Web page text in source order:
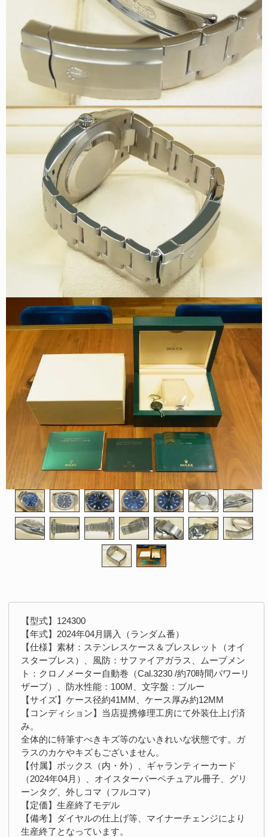
【型式】124300
【年式】2024年04月購入（ランダム番）
【仕様】素材：ステンレスケース＆ブレスレット（オイ
スターブレス）、風防：サファイアガラス、ムーブメン
ト：クロノメーター自動巻（Cal.3230 /約70時間パワーリ
ザーブ）、防水性能：100M、文字盤：ブルー
【サイズ】ケース径約41MM、ケース厚み約12MM
【コンディション】当店提携修理工房にて外装仕上げ済
み。
全体的に特筆すべきキズ等のないきれいな状態です。ガ
ラスのカケやキズもございません。
【付属】ボックス（内・外）、ギャランティーカード
（2024年04月）、オイスターパーペチュアル冊子、グリ
ーンタグ、外しコマ（フルコマ）
【定価】生産終了モデル
【備考】ダイヤルの仕上げ等、マイナーチェンジにより
生産終了となっています。